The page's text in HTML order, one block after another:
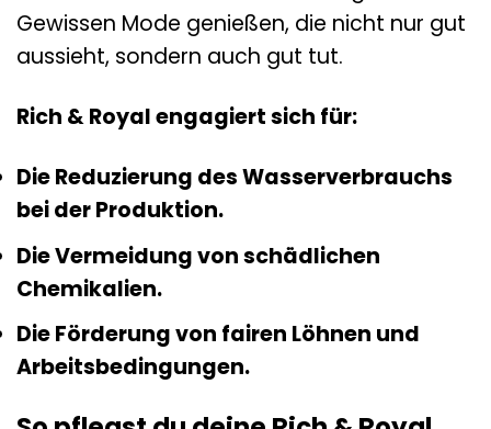
Gewissen Mode genießen, die nicht nur gut
aussieht, sondern auch gut tut.
Rich & Royal engagiert sich für:
Die Reduzierung des Wasserverbrauchs
bei der Produktion.
Die Vermeidung von schädlichen
Chemikalien.
Die Förderung von fairen Löhnen und
Arbeitsbedingungen.